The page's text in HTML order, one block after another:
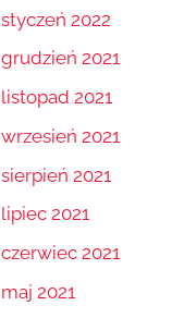
styczeń 2022
grudzień 2021
listopad 2021
wrzesień 2021
sierpień 2021
lipiec 2021
czerwiec 2021
maj 2021